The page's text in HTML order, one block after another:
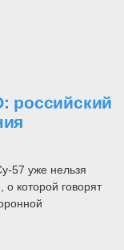
российский
57 уже нельзя
которой говорят